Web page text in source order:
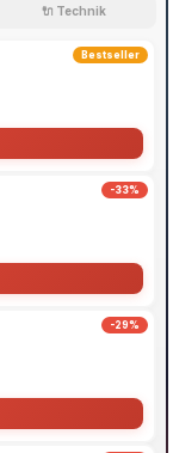
🔌 Technik
Bestseller
-33%
-29%